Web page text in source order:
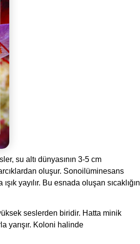
su altı dünyasının 3-5 cm
oluşur. Sonoilüminesans
yayılır. Bu esnada oluşan sıcaklığın
seslerden biridir. Hatta minik
yarışır. Koloni halinde